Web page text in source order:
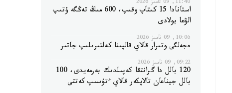
11:40, 09 تامىز 2026
استانادا 15 كىتاپ وقىپ، 600 مىڭ تەڭگە ۇتىپ
الۋعا بولادى
10:06, 09 تامىز 2026
ەجەلگى وتىرار قالاي قالپىنا كەلتىرىلىپ جاتىر
09:22, 09 تامىز 2026
120 بالل دا گرانتقا كەپىلدىك بەرمەيدى، 100
بالل جيناعان تالاپكەر قالاي ءتۇسىپ كەتتى